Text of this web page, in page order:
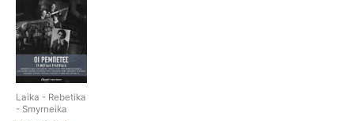
Laika - Rebetika
- Smyrneika